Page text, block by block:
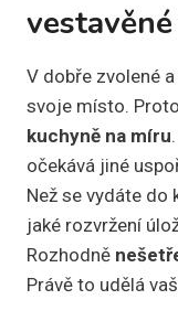
V dobře zvolené
svoje místo.
kuchyně na míru
očekává jiné
Než se vydáte do
jaké rozvržení
Rozhodně
Právě to udělá